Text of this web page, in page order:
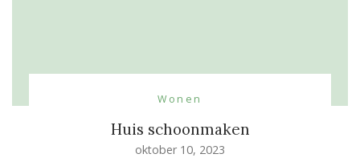
Wonen
Huis schoonmaken
oktober 10, 2023